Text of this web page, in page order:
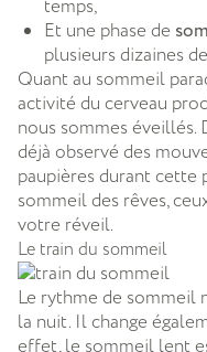
temps,
Et une phase de
plusieurs dizaines
Quant au sommeil
activité du cerveau
nous sommes éveillés.
déjà observé des
paupières durant cette
sommeil des rêves,
votre réveil.
Le train du sommeil
Le rythme de sommeil
la nuit. Il change
effet, le sommeil lent